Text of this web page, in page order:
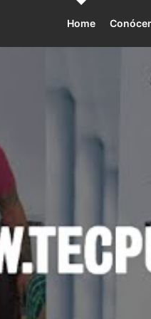
Home